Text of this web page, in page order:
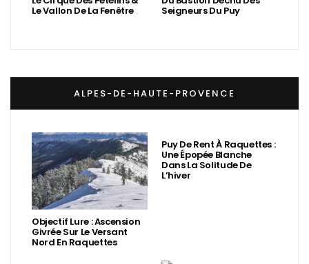
Le Vallon De La Fenêtre Seigneurs Du Puy
ALPES-DE-HAUTE-PROVENCE
Objectif Lure : Ascension
Givrée Sur Le Versant
Nord En Raquettes
Puy De Rent À Raquettes :
Une Épopée Blanche
Dans La Solitude De
L’hiver